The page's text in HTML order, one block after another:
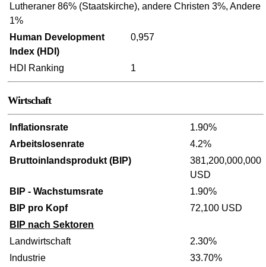
Lutheraner 86% (Staatskirche), andere Christen 3%, Andere
1%
Human Development
Index (HDI)
0,957
HDI Ranking 1
Wirtschaft
Inflationsrate
1.90%
Arbeitslosenrate
4.2%
Bruttoinlandsprodukt (BIP)
381,200,000,000
USD
BIP - Wachstumsrate
1.90%
BIP pro Kopf
72,100 USD
BIP nach Sektoren
Landwirtschaft
2.30%
Industrie
33.70%